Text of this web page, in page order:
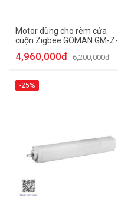
Motor dùng cho rèm cửa
cuộn Zigbee GOMAN GM-Z-
4,960,000đ 6,200,000đ
-25%